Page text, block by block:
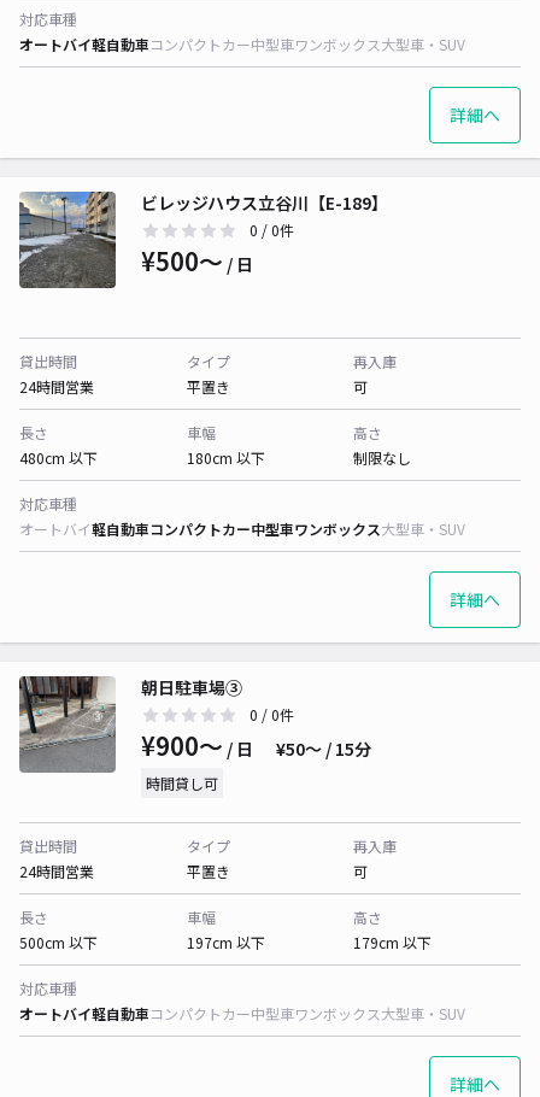
対応車種
オートバイ軽自動車コンパクトカー中型車ワンボックス大型車・SUV
詳細へ
ビレッジハウス立谷川【E-189】
0 / 0件
¥500〜 / 日
貸出時間
24時間営業
タイプ
平置き
再入庫
可
長さ
480cm 以下
車幅
180cm 以下
高さ
制限なし
対応車種
オートバイ軽自動車コンパクトカー中型車ワンボックス大型車・SUV
詳細へ
朝日駐車場③
0 / 0件
¥900〜 / 日 ¥50〜 / 15分
時間貸し可
貸出時間
24時間営業
タイプ
平置き
再入庫
可
長さ
500cm 以下
車幅
197cm 以下
高さ
179cm 以下
対応車種
オートバイ軽自動車コンパクトカー中型車ワンボックス大型車・SUV
詳細へ